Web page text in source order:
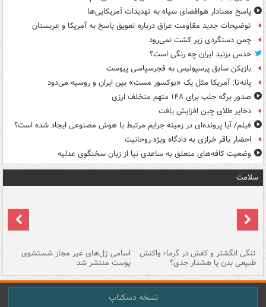
پاسخ معنادار هوافضای سپاه به تهدیدات آمریکایی‌ها
توضیحات جدید مقاومت عراق درباره تعویق پاسخ به آمریکا و عربستان
چمن دستگردی زیر کشت نمی‌رود
حدس بزنید ایران چه رنگی است؟
بازیکن سابق پرسپولیس به فجرسپاسی پیوست
پانه‌تا: آمریکا مثل یک «بوکسور مست» بین ایران و روسیه می‌دود
صدور برگه جلب برای ۱۴۸ متهم متخلف ارزی
ذخایر طلای چین افزایش یافت
فیلم/ آیا پرونده‌ای در زمینه جرایم مرتبط با هوش مصنوعی ایجاد شده است؟
احضار باقر خرازی به دادگاه ویژه روحانیت
وضعیت کافه‌های متعلق به ساعدی نیا از زبان سخنگوی عدلیه
سلامت
تنگی انگشتر و کفش در گرما؛ واکنش
طبیعی بدن یا هشدار جدی؟
اسامی ژل‌های غیر مجاز شستشوی
پوست منتشر شد
نسخه دسکتاپ